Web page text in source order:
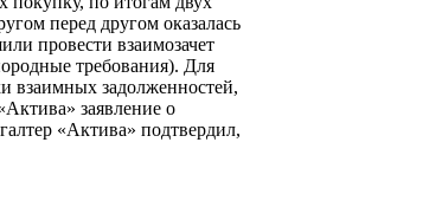
перед другом оказалась
провести взаимозачет
требования). Для
взаимных задолженностей,
заявление о
«Актива» подтвердил,